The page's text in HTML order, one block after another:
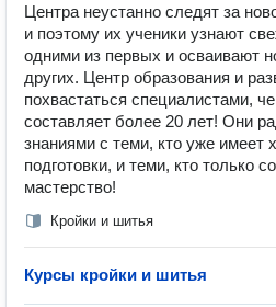
Центра неустанно следят за
и поэтому их ученики узнают
одними из первых и осваивают
других. Центр образования и
похвастаться специалистами,
составляет более 20 лет! Они
знаниями с теми, кто уже имеет
подготовки, и теми, кто только
мастерство!
Кройки и шитья
Курсы кройки и шитья